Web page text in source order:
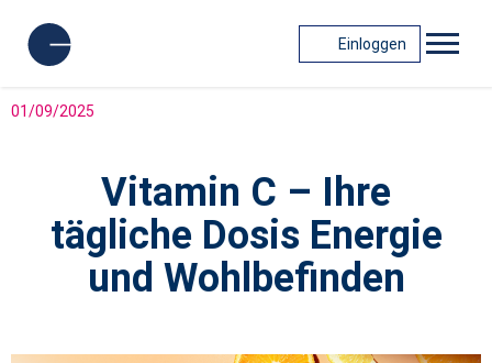
Einloggen
01/09/2025
Vitamin C – Ihre
tägliche Dosis Energie
und Wohlbefinden